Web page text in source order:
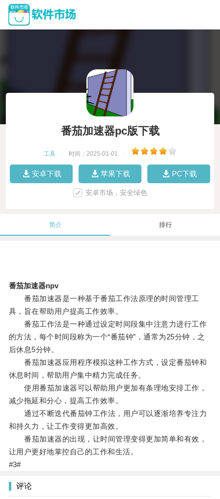
番茄加速器pc版下载
工具 时间：2025-01-01
安卓下载 苹果下载 PC下载
安卓市场，安全绿色
简介 排行
番茄加速器npv
番茄加速器是一种基于番茄工作法原理的时间管理工
具，旨在帮助用户提高工作效率。
番茄工作法是一种通过设定时间段集中注意力进行工作
的方法，每个时间段称为一个“番茄钟”，通常为25分钟，之
后休息5分钟。
番茄加速器应用程序模拟这种工作方式，设定番茄钟和
休息时间，帮助用户集中精力完成任务。
使用番茄加速器可以帮助用户更加有条理地安排工作，
减少拖延和分心，提高工作效率。
通过不断迭代番茄钟工作法，用户可以逐渐培养专注力
和持久力，让工作变得更加高效。
番茄加速器的出现，让时间管理变得更加简单和有效，
让用户更好地掌控自己的工作和生活。
#3#
评论